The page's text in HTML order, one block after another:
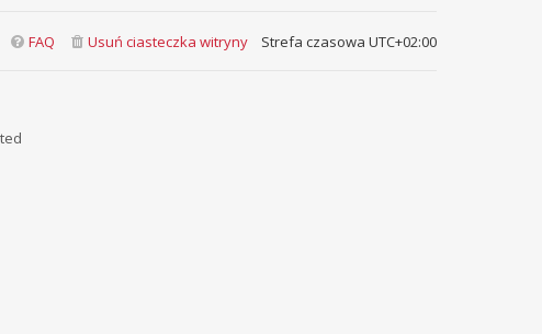
Strefa czasowa UTC+02:00
Usuń ciasteczka witryny
FAQ